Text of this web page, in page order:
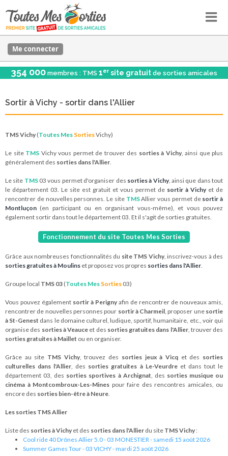
Me connecter
354 000 membres : TMS 1er site gratuit de sorties amicales
Sortir à Vichy - sortir dans l'Allier
TMS Vichy (Toutes Mes SortiesVichy)
Le site TMS Vichy vous permet de trouver des sorties à Vichy, ainsi que plus
généralement des sorties dans l'Allier.
Le site TMS03 vous permet d'organiser des sorties à Vichy, ainsi que dans tout
le département 03. Le site est gratuit et vous permet de sortir à Vichyet de
rencontrer de nouvelles personnes. Le site TMSAllier vous permet de sortir à
Montluçon (en participant ou en organisant vous-même), et vous pouvez
également sortir dans tout le département 03. Et il s'agit de sorties gratuites.
Fonctionnement du site Toutes Mes Sorties
Grâce aux nombreuses fonctionnalités du site TMS Vichy, inscrivez-vous à des
sorties gratuites à Moulins et proposez vos propres sorties dans l'Allier.
Groupe local TMS 03 (Toutes Mes Sorties 03)
Vous pouvez également sortir à Perigny afin de rencontrer de nouveaux amis,
rencontrer de nouvelles personnes pour sortir à Charmeil, proposer une sortie
à St-Genest dans le domaine culturel, ludique, sportif, humanitaire, etc., voir qui
organise des sorties à Veauce et des sorties gratuites dans l'Allier, trouver des
sorties gratuites à Maillet ou en organiser.
Grâce au site TMS Vichy, trouvez des sorties jeux à Vicqet des sorties
culturelles dans l'Allier, des sorties gratuites à Le-Veurdreet dans tout le
département 03, des sorties sportives à Archignat, des sorties musique ou
cinéma à Montcombroux-Les-Mines pour faire des rencontres amicales, ou
encore des sorties bien-être à Neure.
Les sorties TMS Allier
Liste des sorties à Vichy et des sorties dans l'Allier du site TMS Vichy :
Cool ride 40 Drônes Allier 5.0 - 03 MONESTIER - samedi 15 août 2026
Summer Games Tour - 03 VICHY - mardi 25 août 2026